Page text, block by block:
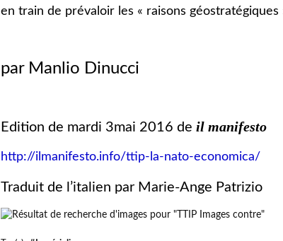
en train de prévaloir les « raisons géostratégiques
par Manlio Dinucci
Edition de mardi 3mai 2016 de il manifesto
http://ilmanifesto.info/ttip-la-nato-economica/
Traduit de l’italien par Marie-Ange Patrizio